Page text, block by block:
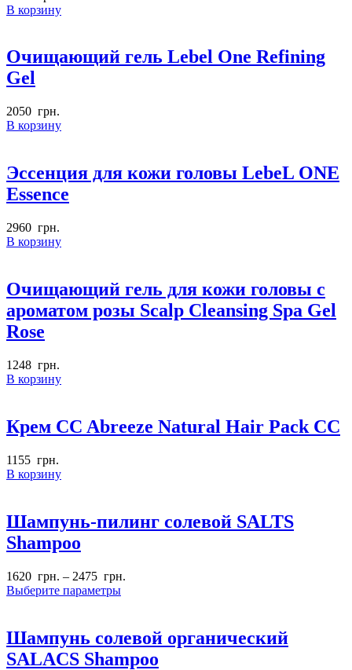
В корзину
Очищающий гель Lebel One Refining
Gel
2050 грн.
В корзину
Эссенция для кожи головы LebeL ONE
Essence
2960 грн.
В корзину
Очищающий гель для кожи головы с
ароматом розы Scalp Cleansing Spa Gel
Rose
1248 грн.
В корзину
Крем CC Abreeze Natural Hair Pack CC
1155 грн.
В корзину
Шампунь-пилинг солевой SALTS
Shampoo
1620 грн. – 2475 грн.
Выберите параметры
Шампунь солевой органический
SALACS Shampoo